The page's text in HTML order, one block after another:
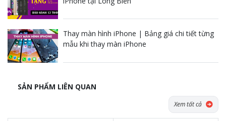
Thay màn hình iPhone | Bảng giá chi tiết từng
mẫu khi thay màn iPhone
SẢN PHẨM LIÊN QUAN
Xem tất cả